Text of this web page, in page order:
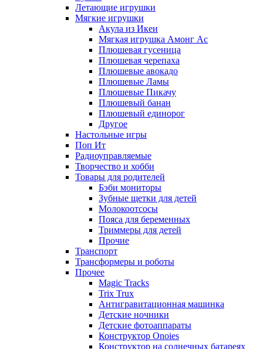
Летающие игрушки
Мягкие игрушки
Акула из Икеи
Мягкая игрушка Амонг Ас
Плюшевая гусеница
Плюшевая черепаха
Плюшевые авокадо
Плюшевые Ламы
Плюшевые Пикачу
Плюшевый банан
Плюшевый единорог
Другое
Настольные игры
Поп Ит
Радиоуправляемые
Творчество и хобби
Товары для родителей
Бэби мониторы
Зубные щетки для детей
Молокоотсосы
Пояса для беременных
Триммеры для детей
Прочие
Транспорт
Трансформеры и роботы
Прочее
Magic Tracks
Trix Trux
Антигравитационная машинка
Детские ночники
Детские фотоаппараты
Конструктор Onoies
Конструктор на солнечных батареях